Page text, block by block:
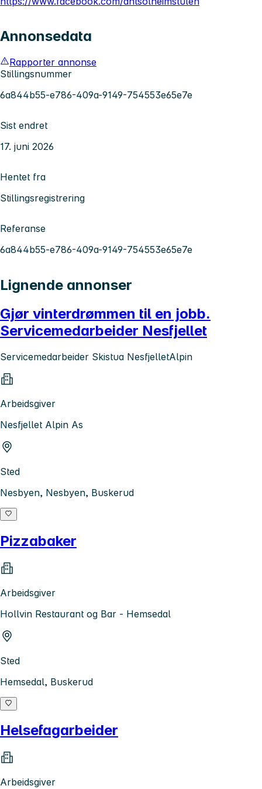
Annonsedata
Rapporter annonse
Stillingsnummer
6a844b55-e786-409a-9149-754553e65e7e
Sist endret
17. juni 2026
Hentet fra
Stillingsregistrering
Referanse
6a844b55-e786-409a-9149-754553e65e7e
Lignende annonser
Gjør vinterdrømmen til en jobb.
Servicemedarbeider Nesfjellet
Servicemedarbeider Skistua NesfjelletAlpin
Arbeidsgiver
Nesfjellet Alpin As
Sted
Nesbyen, Nesbyen, Buskerud
Pizzabaker
Arbeidsgiver
Hollvin Restaurant og Bar - Hemsedal
Sted
Hemsedal, Buskerud
Helsefagarbeider
Arbeidsgiver